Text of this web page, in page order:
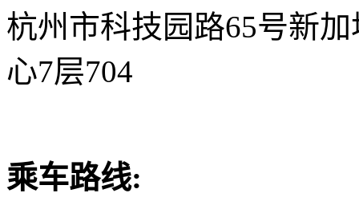
杭州市科技园路65号新
心7层704
乘车路线: